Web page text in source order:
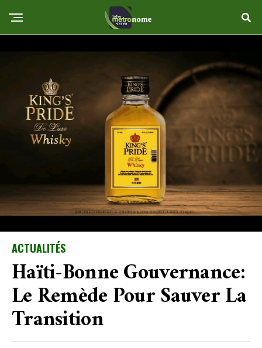
ACTUALITÉS
Haïti-Bonne Gouvernance:
Le Remède Pour Sauver La
Transition